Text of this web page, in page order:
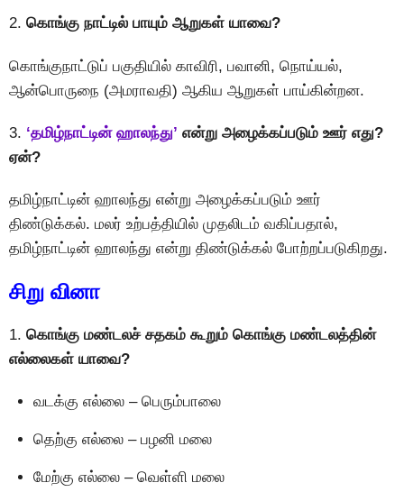
2. கொங்கு நாட்டில் பாயும் ஆறுகள் யாவை?
கொங்குநாட்டுப் பகுதியில் காவிரி, பவானி, நொய்யல்,
ஆன்பொருநை (அமராவதி) ஆகிய ஆறுகள் பாய்கின்றன.
3. ‘தமிழ்நாட்டின் ஹாலந்து’ என்று அழைக்கப்படும் ஊர் எது?
ஏன்?
தமிழ்நாட்டின் ஹாலந்து என்று அழைக்கப்படும் ஊர்
திண்டுக்கல். மலர் உற்பத்தியில் முதலிடம் வகிப்பதால்,
தமிழ்நாட்டின் ஹாலந்து என்று திண்டுக்கல் போற்றப்படுகிறது.
சிறு வினா
1. கொங்கு மண்டலச் சதகம் கூறும் கொங்கு மண்டலத்தின்
எல்லைகள் யாவை?
வடக்கு எல்லை – பெரும்பாலை
தெற்கு எல்லை – பழனி மலை
மேற்கு எல்லை – வெள்ளி மலை